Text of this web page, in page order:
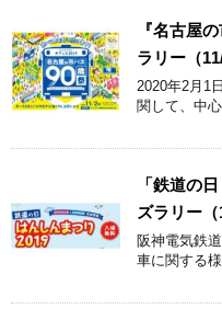
『名古屋
ラリー（11/
2020年2月1
関して、中
「鉄道の
ズラリー（
阪神電気鉄
車に関する